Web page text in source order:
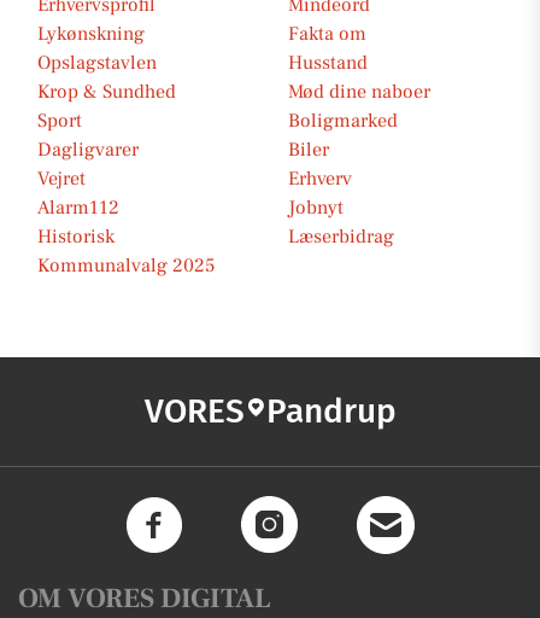
Erhvervsprofil
Mindeord
Lykønskning
Fakta om
Opslagstavlen
Husstand
Krop & Sundhed
Mød dine naboer
Sport
Boligmarked
Dagligvarer
Biler
Vejret
Erhverv
Alarm112
Jobnyt
Historisk
Læserbidrag
Kommunalvalg 2025
VORES Pandrup
OM VORES DIGITAL